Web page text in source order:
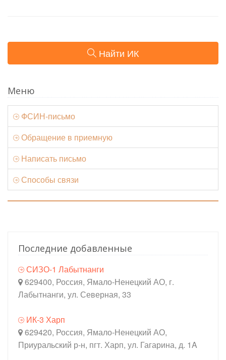
Найти ИК
Меню
ФСИН-письмо
Обращение в приемную
Написать письмо
Способы связи
Последние добавленные
СИЗО-1 Лабытнанги
629400, Россия, Ямало-Ненецкий АО, г.
Лабытнанги, ул. Северная, 33
ИК-3 Харп
629420, Россия, Ямало-Ненецкий АО,
Приуральский р-н, пгт. Харп, ул. Гагарина, д. 1A